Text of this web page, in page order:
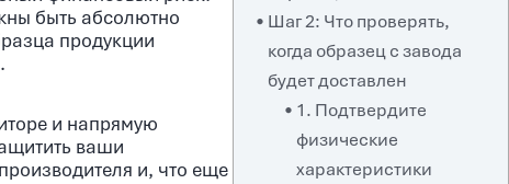
быть абсолютно
продукции
и напрямую
ваши
и, что еще
Шаг 2: Что проверять,
когда образец с завода
будет доставлен
1. Подтвердите
физические
характеристики